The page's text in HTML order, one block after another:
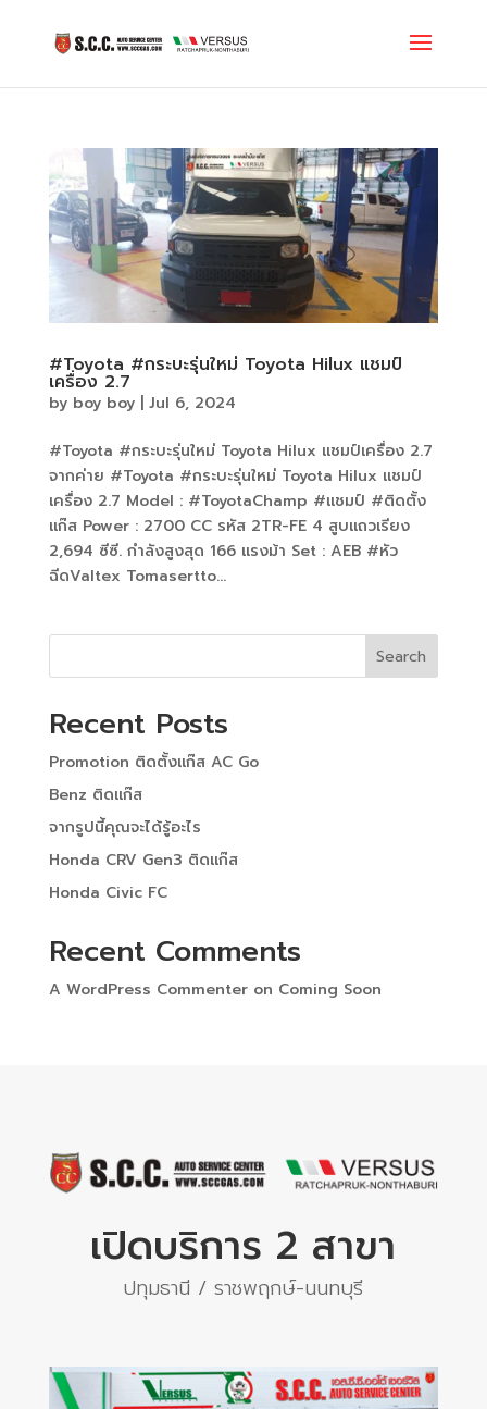
#Toyota #กระบะรุ่นใหม่ Toyota Hilux แชมป์
เครื่อง 2.7
by boy boy| Jul 6, 2024
#Toyota #กระบะรุ่นใหม่ Toyota Hilux แชมป์เครื่อง 2.7
จากค่าย #Toyota #กระบะรุ่นใหม่ Toyota Hilux แชมป์
เครื่อง 2.7 Model : #ToyotaChamp #แชมป์ #ติดตั้ง
แก๊ส Power : 2700 CC รหัส 2TR-FE 4 สูบแถวเรียง
2,694 ซีซี. กำลังสูงสุด 166 แรงม้า Set : AEB #หัว
ฉีดValtex Tomasertto...
Search
Recent Posts
Promotion ติดตั้งแก๊ส AC Go
Benz ติดแก๊ส
จากรูปนี้คุณจะได้รู้อะไร
Honda CRV Gen3 ติดแก๊ส
Honda Civic FC
Recent Comments
A WordPress Commenteron Coming Soon
เปิดบริการ 2 สาขา
ปทุมธานี / ราชพฤกษ์-นนทบุรี